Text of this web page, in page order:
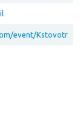
event/Kstovotr